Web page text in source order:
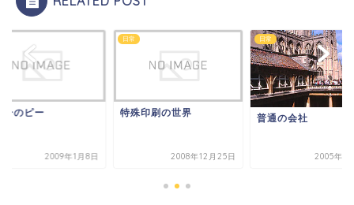
ーのピー
2009年1月8日
日常
特殊印刷の世界
2008年12月25日
日常
普通の会社
2005年11